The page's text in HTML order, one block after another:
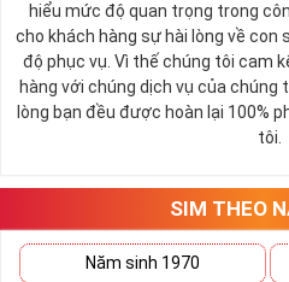
hơn so với đối thủ, nếu bạn
để phục vụ mục đích nào đó
một số đẹp như ý.
Sở hữu và dùng sim số đẹp ít
ai? Là đại gia, doanh nhân thành
Tham khảo thêm: Bộ
09 HOT Nhất
hiểu mức độ quan trọng trong
cho khách hàng sự hài lòng về con
độ phục vụ. Vì thế chúng tôi cam
hàng với chúng dịch vụ của chúng
lòng bạn đều được hoàn lại 100%
tôi.
SIM THEO
Năm sinh 1970